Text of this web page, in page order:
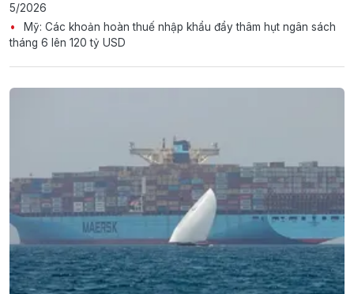
5/2026
Mỹ: Các khoản hoàn thuế nhập khẩu đẩy thâm hụt ngân sách
tháng 6 lên 120 tỷ USD